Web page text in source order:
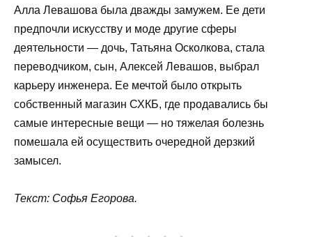
Алла Левашова была дважды замужем. Ее дети
предпочли искусству и моде другие сферы
деятельности — дочь, Татьяна Осколкова, стала
переводчиком, сын, Алексей Левашов, выбрал
карьеру инженера. Ее мечтой было открыть
собственный магазин СХКБ, где продавались бы
самые интересные вещи — но тяжелая болезнь
помешала ей осуществить очередной дерзкий
замысел.
Текст: Софья Егорова.